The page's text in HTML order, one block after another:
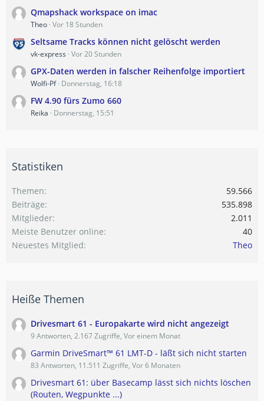
Qmapshack workspace on imac
Theo Vor 18 Stunden
Seltsame Tracks können nicht gelöscht werden
vk-express Vor 20 Stunden
GPX-Daten werden in falscher Reihenfolge importiert
Wolfi-Pf Donnerstag, 16:18
FW 4.90 fürs Zumo 660
Reika Donnerstag, 15:51
Statistiken
Themen
59.566
Beiträge
535.898
Mitglieder
2.011
Meiste Benutzer online
40
Neuestes Mitglied
Theo
Heiße Themen
Drivesmart 61 - Europakarte wird nicht angezeigt
9 Antworten, 2.167 Zugriffe, Vor einem Monat
Garmin DriveSmart™ 61 LMT-D - läßt sich nicht starten
83 Antworten, 11.511 Zugriffe, Vor 6 Monaten
Drivesmart 61: über Basecamp lässt sich nichts löschen
(Routen, Wegpunkte ...)